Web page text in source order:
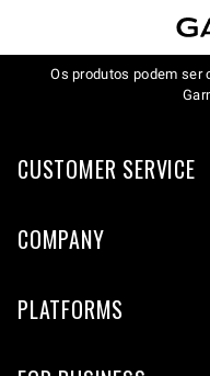
Os produtos podem ser
CUSTOMER SERVICE
COMPANY
PLATFORMS